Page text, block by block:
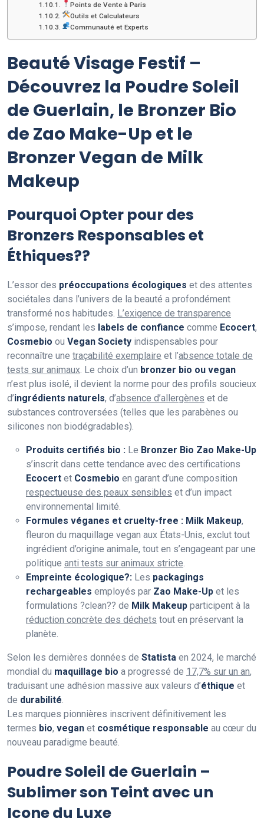
Points de Vente à Paris
Outils et Calculateurs
Communauté et Experts
Beauté Visage Festif –
Découvrez la Poudre Soleil
de Guerlain, le Bronzer Bio
de Zao Make-Up et le
Bronzer Vegan de Milk
Makeup
Pourquoi Opter pour des
Bronzers Responsables et
Éthiques??
L’essor des préoccupations écologiques et des attentes
sociétales dans l’univers de la beauté a profondément
transformé nos habitudes. L’exigence de transparence
s’impose, rendant les labels de confiance comme Ecocert,
Cosmebio ou Vegan Society indispensables pour
reconnaître une traçabilité exemplaire et l’absence totale de
tests sur animaux. Le choix d’un bronzer bio ou vegan
n’est plus isolé, il devient la norme pour des profils soucieux
d’ingrédients naturels, d’absence d’allergènes et de
substances controversées (telles que les parabènes ou
silicones non biodégradables).
Produits certifiés bio : Le Bronzer Bio Zao Make-Up
s’inscrit dans cette tendance avec des certifications
Ecocert et Cosmebio en garant d’une composition
respectueuse des peaux sensibles et d’un impact
environnemental limité.
Formules véganes et cruelty-free : Milk Makeup,
fleuron du maquillage vegan aux États-Unis, exclut tout
ingrédient d’origine animale, tout en s’engageant par une
politique anti tests sur animaux stricte.
Empreinte écologique?: Les packagings
rechargeables employés par Zao Make-Up et les
formulations ?clean?? de Milk Makeup participent à la
réduction concrète des déchets tout en préservant la
planète.
Selon les dernières données de Statista en 2024, le marché
mondial du maquillage bio a progressé de 17,7% sur un an,
traduisant une adhésion massive aux valeurs d’éthique et
de durabilité.
Les marques pionnières inscrivent définitivement les
termes bio, vegan et cosmétique responsable au cœur du
nouveau paradigme beauté.
Poudre Soleil de Guerlain –
Sublimer son Teint avec un
Icone du Luxe